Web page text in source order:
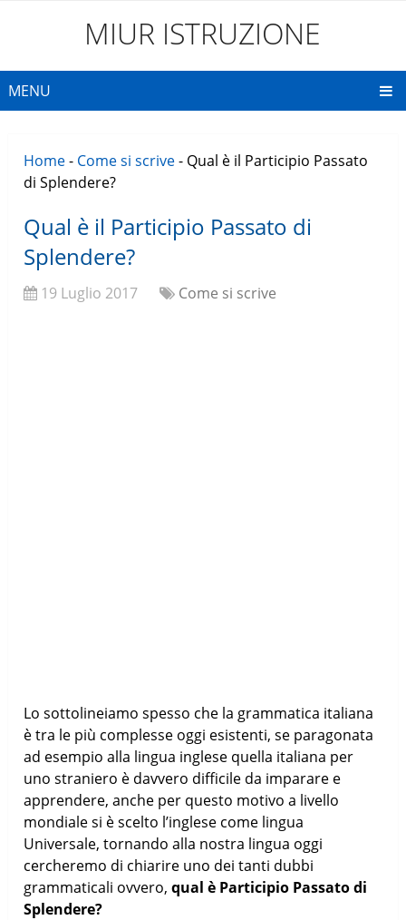
MIUR ISTRUZIONE
MENU
Home- Come si scrive- Qual è il Participio Passato
di Splendere?
Qual è il Participio Passato di
Splendere?
19 Luglio 2017 Come si scrive
Lo sottolineiamo spesso che la grammatica italiana
è tra le più complesse oggi esistenti, se paragonata
ad esempio alla lingua inglese quella italiana per
uno straniero è davvero difficile da imparare e
apprendere, anche per questo motivo a livello
mondiale si è scelto l’inglese come lingua
Universale, tornando alla nostra lingua oggi
cercheremo di chiarire uno dei tanti dubbi
grammaticali ovvero,qual è Participio Passato di
Splendere?